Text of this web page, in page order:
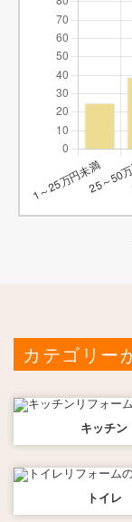
カテゴリー
キッチン
トイレ